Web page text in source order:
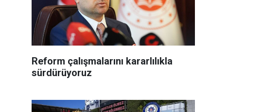
Reform çalışmalarını kararlılıkla
sürdürüyoruz